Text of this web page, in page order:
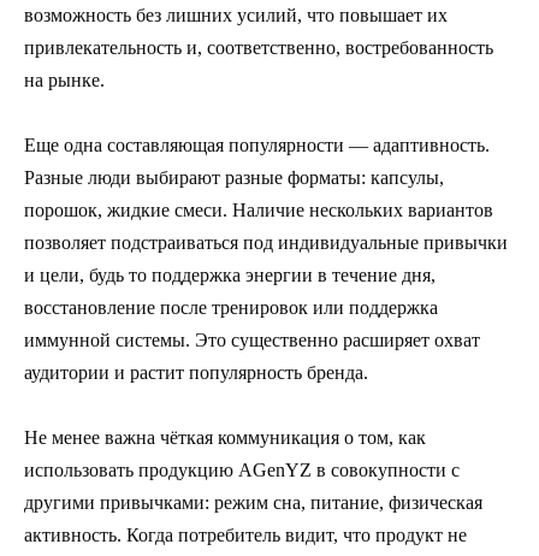
возможность без лишних усилий, что повышает их
привлекательность и, соответственно, востребованность
на рынке.
Еще одна составляющая популярности — адаптивность.
Разные люди выбирают разные форматы: капсулы,
порошок, жидкие смеси. Наличие нескольких вариантов
позволяет подстраиваться под индивидуальные привычки
и цели, будь то поддержка энергии в течение дня,
восстановление после тренировок или поддержка
иммунной системы. Это существенно расширяет охват
аудитории и растит популярность бренда.
Не менее важна чёткая коммуникация о том, как
использовать продукцию AGenYZ в совокупности с
другими привычками: режим сна, питание, физическая
активность. Когда потребитель видит, что продукт не